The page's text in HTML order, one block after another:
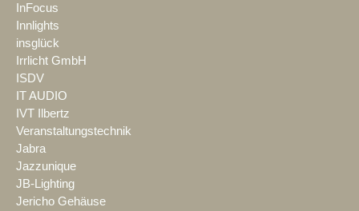
InFocus
Innlights
insglück
Irrlicht GmbH
ISDV
IT AUDIO
IVT Ilbertz
Veranstaltungstechnik
Jabra
Jazzunique
JB-Lighting
Jericho Gehäuse